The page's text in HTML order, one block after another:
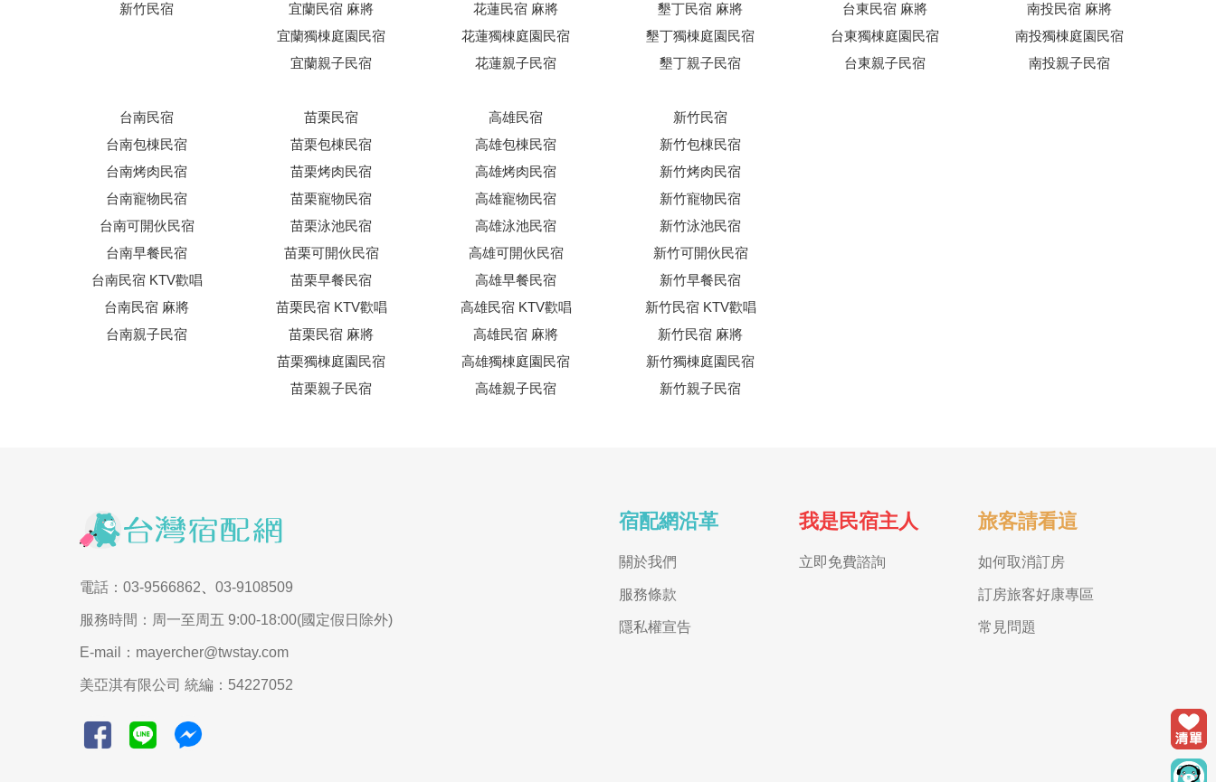
新竹民宿
宜蘭民宿 麻將
宜蘭獨棟庭園民宿
宜蘭親子民宿
花蓮民宿 麻將
花蓮獨棟庭園民宿
花蓮親子民宿
墾丁民宿 麻將
墾丁獨棟庭園民宿
墾丁親子民宿
台東民宿 麻將
台東獨棟庭園民宿
台東親子民宿
南投民宿 麻將
南投獨棟庭園民宿
南投親子民宿
台南民宿
台南包棟民宿
台南烤肉民宿
台南寵物民宿
台南可開伙民宿
台南早餐民宿
台南民宿 KTV歡唱
台南民宿 麻將
台南親子民宿
苗栗民宿
苗栗包棟民宿
苗栗烤肉民宿
苗栗寵物民宿
苗栗泳池民宿
苗栗可開伙民宿
苗栗早餐民宿
苗栗民宿 KTV歡唱
苗栗民宿 麻將
苗栗獨棟庭園民宿
苗栗親子民宿
高雄民宿
高雄包棟民宿
高雄烤肉民宿
高雄寵物民宿
高雄泳池民宿
高雄可開伙民宿
高雄早餐民宿
高雄民宿 KTV歡唱
高雄民宿 麻將
高雄獨棟庭園民宿
高雄親子民宿
新竹民宿
新竹包棟民宿
新竹烤肉民宿
新竹寵物民宿
新竹泳池民宿
新竹可開伙民宿
新竹早餐民宿
新竹民宿 KTV歡唱
新竹民宿 麻將
新竹獨棟庭園民宿
新竹親子民宿
電話：03-9566862 03-9108509
服務時間：周一至周五 9:00-18:00(國定假日除外)
E-mail：mayercher@twstay.com
美亞淇有限公司 統編：54227052
宿配網沿革
關於我們
服務條款
隱私權宣告
我是民宿主人
立即免費諮詢
旅客請看這
如何取消訂房
訂房旅客好康專區
常見問題